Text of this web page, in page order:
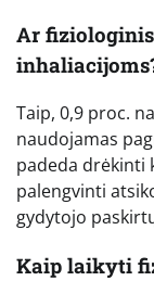
Ar
Taip, 0,9 proc.
naudojamas
padeda drėkinti
palengvinti
gydytojo
Kaip laikyti